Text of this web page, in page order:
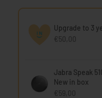
Upgrade to 3
€50,00
Jabra Speak
New in box
€59,00